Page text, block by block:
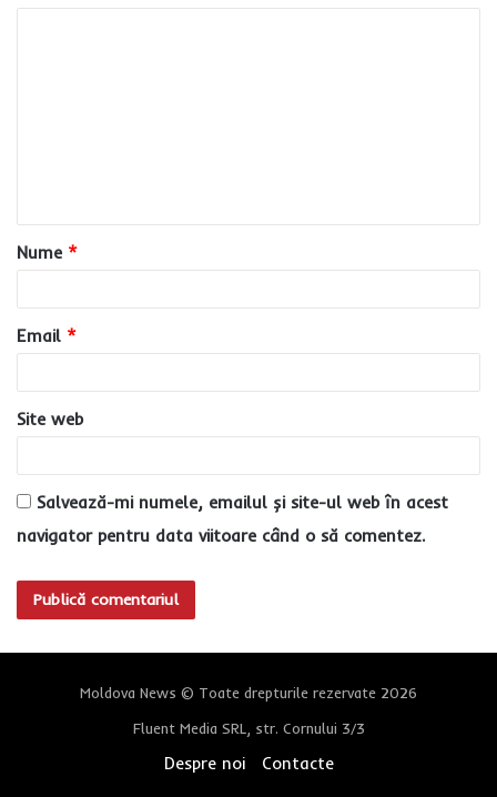
a
r
*
Nume *
Email *
Site web
Salvează-mi numele, emailul și site-ul web în acest
navigator pentru data viitoare când o să comentez.
Moldova News © Toate drepturile rezervate 2026
Fluent Media SRL, str. Cornului 3/3
Despre noi Contacte